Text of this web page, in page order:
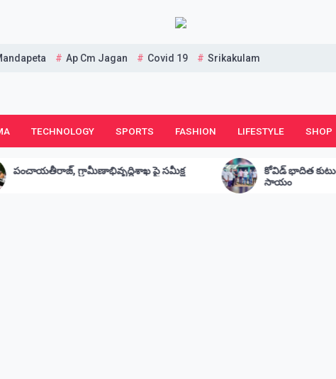
Ap Cm Jagan Covid 19 Srikakulam
TECHNOLOGY SPORTS FASHION LIFESTYLE SHOP
పై సమీక్ష
కోవిడ్ భాదిత కుటుంబానికి అభయం 20000 ఆర్థిక